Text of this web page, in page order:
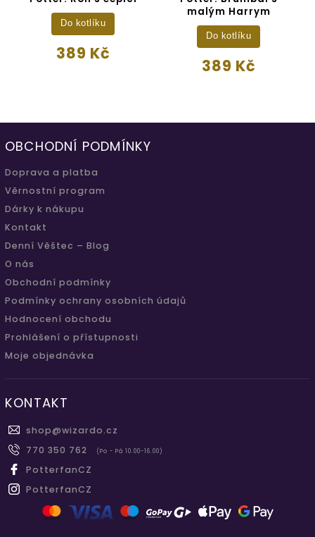
389 Kč
Do kotlíku
malým Harrym
389 Kč
Do kotlíku
OBCHODNÍ PODMÍNKY
Doprava a platba
Věrnostní program
Dárky k nákupu
Kontakt
Denní Věštec – Blog
O nás
Obchodní podmínky
Podmínky ochrany osobních údajů
Hodnocení obchodu
Prohlášení o přístupnosti
Moje objednávka
KONTAKT
shop@wizardo.cz
770 350 762
(Po - Pá 10.00-16.00)
PotterfanCZ
PotterfanCZ